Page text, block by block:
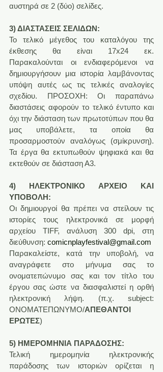
αυστηρά σε 2 (δύο) σελίδες.
3) ΔΙΑΣΤΑΣΕΙΣ ΣΕΛΙΔΩΝ:
Το τελικό μέγεθος του καταλόγου της
έκθεσης θα είναι 17x24 εκ.
Παρακαλούνται οι ενδιαφερόμενοι να
δημιουργήσουν μια ιστορία λαμβάνοντας
υπόψη αυτές ως τις τελικές αναλογίες
σχεδίου. ΠΡΟΣΟΧΗ: Οι παραπάνω
διαστάσεις αφορούν το τελικό έντυπο και
όχι την διάσταση των πρωτοτύπων που θα
μας υποβάλετε, τα οποία θα
προσαρμοστούν αναλόγως (σμίκρυνση).
Τα έργα θα εκτυπωθούν ψηφιακά και θα
εκτεθούν σε διάσταση Α3.
4) ΗΛΕΚΤΡΟΝΙΚΟ ΑΡΧΕΙΟ ΚΑΙ
ΥΠΟΒΟΛΗ:
Οι δημιουργοί θα πρέπει να στείλουν τις
ιστορίες τους ηλεκτρονικά σε μορφή
αρχείου ΤIFF, ανάλυση 300 dpi, στη
διεύθυνση: comicnplayfestival@gmail.com
Παρακαλείστε, κατά την υποβολή, να
αναγράφετε στο μήνυμα σας το
ονοματεπώνυμο σας και τον τίτλο του
έργου σας ώστε να διασφαλιστεί η ορθή
ηλεκτρονική λήψη. (π.χ. subject:
ΟΝΟΜΑΤΕΠΩΝΥΜΟ/ΑΠΕΘΑΝΤΟΙ
ΕΡΩΤΕΣ)
5) ΗΜΕΡΟΜΗΝΙΑ ΠΑΡΑΔΟΣΗΣ:
Τελική ημερομηνία ηλεκτρονικής
παράδοσης των ιστοριών ορίζεται η